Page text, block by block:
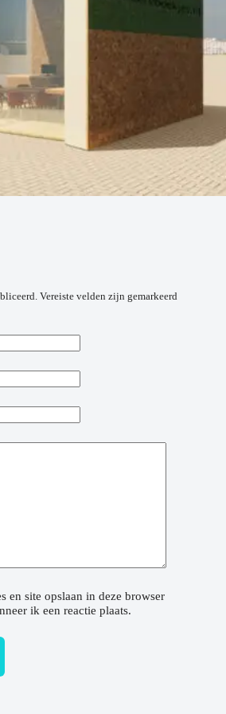
Vereiste velden zijn gemarkeerd
en site opslaan in deze browser
ik een reactie plaats.